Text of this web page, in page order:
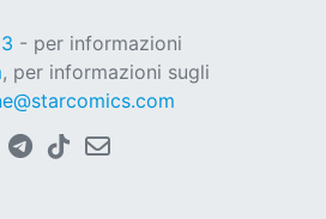
- per informazioni
, per informazioni sugli